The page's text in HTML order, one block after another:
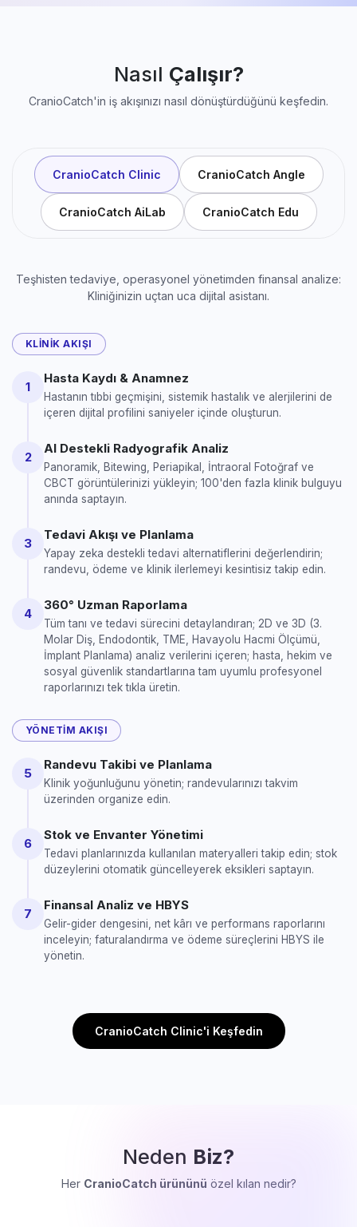
Nasıl Çalışır?
CranioCatch'in iş akışınızı nasıl dönüştürdüğünü keşfedin.
CranioCatch Clinic CranioCatch Angle
CranioCatch AiLab CranioCatch Edu
Teşhisten tedaviye, operasyonel yönetimden finansal analize:
Kliniğinizin uçtan uca dijital asistanı.
KLINIK AKIŞI
1
Hasta Kaydı & Anamnez
Hastanın tıbbi geçmişini, sistemik hastalık ve alerjilerini de
içeren dijital profilini saniyeler içinde oluşturun.
2
AI Destekli Radyografik Analiz
Panoramik, Bitewing, Periapikal, İntraoral Fotoğraf ve
CBCT görüntülerinizi yükleyin; 100'den fazla klinik bulguyu
anında saptayın.
3
Tedavi Akışı ve Planlama
Yapay zeka destekli tedavi alternatiflerini değerlendirin;
randevu, ödeme ve klinik ilerlemeyi kesintisiz takip edin.
4
360° Uzman Raporlama
Tüm tanı ve tedavi sürecini detaylandıran; 2D ve 3D (3.
Molar Diş, Endodontik, TME, Havayolu Hacmi Ölçümü,
İmplant Planlama) analiz verilerini içeren; hasta, hekim ve
sosyal güvenlik standartlarına tam uyumlu profesyonel
raporlarınızı tek tıkla üretin.
YÖNETIM AKIŞI
5
Randevu Takibi ve Planlama
Klinik yoğunluğunu yönetin; randevularınızı takvim
üzerinden organize edin.
6
Stok ve Envanter Yönetimi
Tedavi planlarınızda kullanılan materyalleri takip edin; stok
düzeylerini otomatik güncelleyerek eksikleri saptayın.
7
Finansal Analiz ve HBYS
Gelir-gider dengesini, net kârı ve performans raporlarını
inceleyin; faturalandırma ve ödeme süreçlerini HBYS ile
yönetin.
CranioCatch Clinic'i Keşfedin
Neden Biz?
Her CranioCatch ürününü özel kılan nedir?